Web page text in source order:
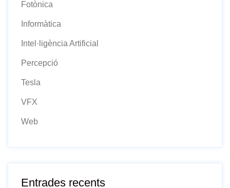
Fotònica
Informàtica
Intel·ligència Artificial
Percepció
Tesla
VFX
Web
Entrades recents